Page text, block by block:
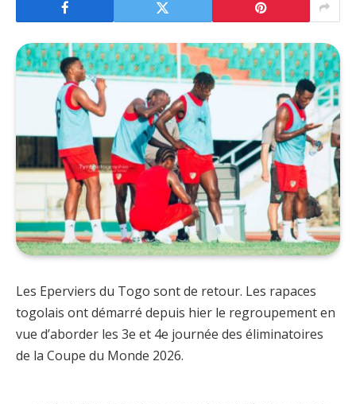
Les Eperviers du Togo sont de retour. Les rapaces
togolais ont démarré depuis hier le regroupement en
vue d’aborder les 3e et 4e journée des éliminatoires
de la Coupe du Monde 2026.